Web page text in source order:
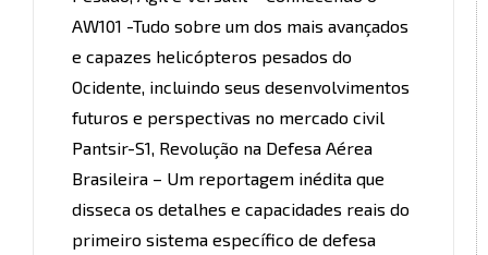
AW101 -Tudo sobre um dos mais avançados
e capazes helicópteros pesados do
Ocidente, incluindo seus desenvolvimentos
futuros e perspectivas no mercado civil
Pantsir-S1, Revolução na Defesa Aérea
Brasileira – Um reportagem inédita que
disseca os detalhes e capacidades reais do
primeiro sistema específico de defesa